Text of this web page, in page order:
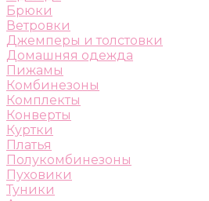
Брюки
Ветровки
Джемперы и толстовки
Домашняя одежда
Пижамы
Комбинезоны
Комплекты
Конверты
Куртки
Платья
Полукомбинезоны
Пуховики
Туники